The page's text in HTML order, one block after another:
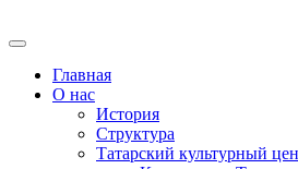
Главная
О нас
История
Структура
Татарский культурный